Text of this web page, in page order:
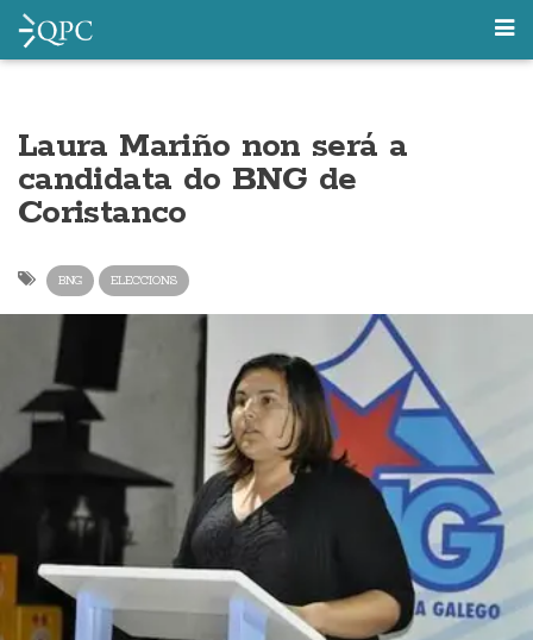
Laura Mariño non será a
candidata do BNG de
Coristanco
BNG ELECCIONS